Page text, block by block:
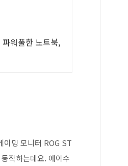
워풀한 노트북,
이밍 모니터 ROG ST
작하는데요. 에이수